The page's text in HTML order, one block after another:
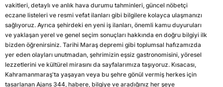
vakitleri, detaylı ve anlık hava durumu tahminleri, güncel nöbetçi
eczane listeleri ve resmi vefat ilanları gibi bilgilere kolayca ulaşmanızı
sağlıyoruz. Ayrıca şehirdeki en yeni iş ilanları, önemli kamu duyuruları
ve yaklaşan yerel ve genel seçim sonuçları hakkında en doğru bilgiyi ilk
bizden öğrenirsiniz. Tarihi Maraş depremi gibi toplumsal hafızamızda
yer eden olayları unutmadan, şehrimizin eşsiz gastronomisini, yöresel
lezzetlerini ve kültürel mirasını da sayfalarımıza taşıyoruz. Kısacası,
Kahramanmaraş'ta yaşayan veya bu şehre gönül vermiş herkes için
tasarlanan Ajans 344, habere, bilgiye ve aradığınız her şeye